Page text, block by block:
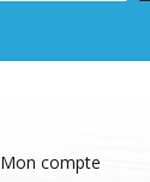
Mon compte